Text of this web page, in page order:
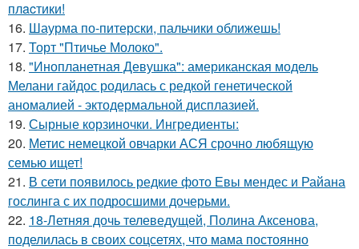
плacтики!
16. Шаурма по-питерски, пальчики оближешь!
17. Торт "Птичье Молоко".
18. "Инопланетная Девушка": американская модель
Мелани гайдос родилась с редкой генетической
аномалией - эктодермальной дисплазией.
19. Сырные корзиночки. Ингредиенты:
20. Метис немецкой овчарки АСЯ срочно любящую
семью ищет!
21. В сети появилось редкие фото Евы мендес и Райана
гослинга с их подросшими дочерьми.
22. 18-Летняя дочь телеведущей, Полина Аксенова,
поделилась в своих соцсетях, что мама постоянно